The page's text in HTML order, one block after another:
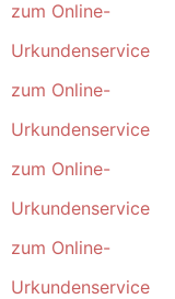
zum Online-
Urkundenservice
zum Online-
Urkundenservice
zum Online-
Urkundenservice
zum Online-
Urkundenservice